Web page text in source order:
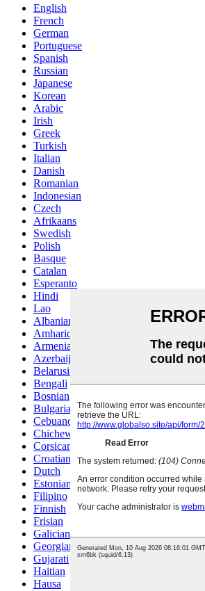
English
French
German
Portuguese
Spanish
Russian
Japanese
Korean
Arabic
Irish
Greek
Turkish
Italian
Danish
Romanian
Indonesian
Czech
Afrikaans
Swedish
Polish
Basque
Catalan
Esperanto
Hindi
Lao
Albanian
Amharic
Armenian
Azerbaijani
Belarusian
Bengali
Bosnian
Bulgarian
Cebuano
Chichewa
Corsican
Croatian
Dutch
Estonian
Filipino
Finnish
Frisian
Galician
Georgian
Gujarati
Haitian
Hausa